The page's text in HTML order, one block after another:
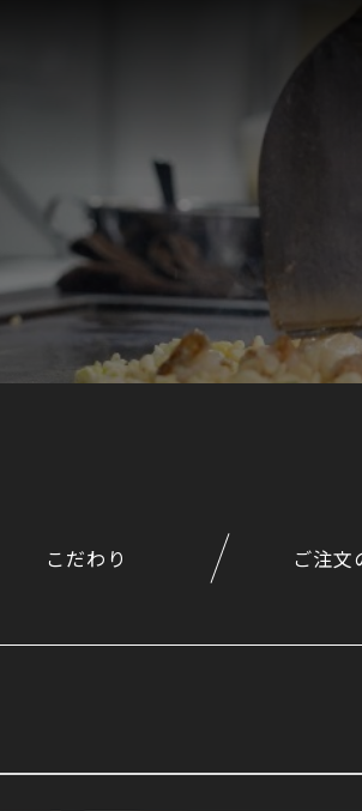
こだわり ご注文